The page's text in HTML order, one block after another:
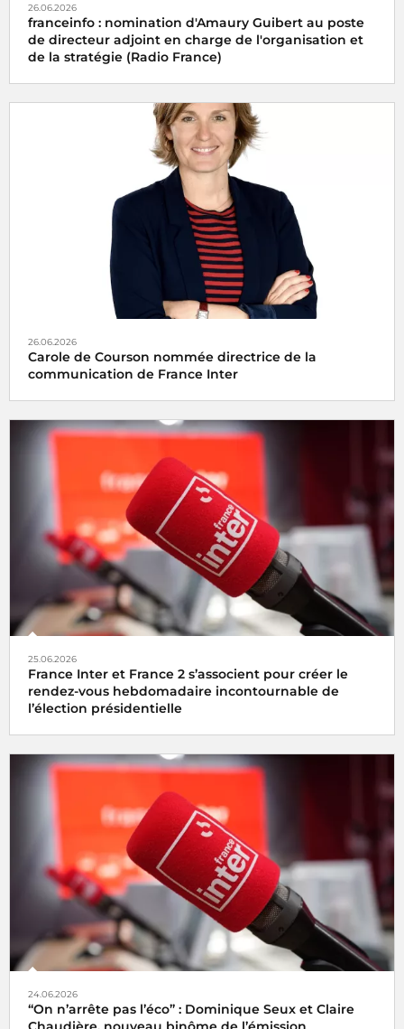
26.06.2026
franceinfo : nomination d'Amaury Guibert au poste
de directeur adjoint en charge de l'organisation et
de la stratégie (Radio France)
26.06.2026
Carole de Courson nommée directrice de la
communication de France Inter
25.06.2026
France Inter et France 2 s’associent pour créer le
rendez-vous hebdomadaire incontournable de
l’élection présidentielle
24.06.2026
“On n’arrête pas l’éco” : Dominique Seux et Claire